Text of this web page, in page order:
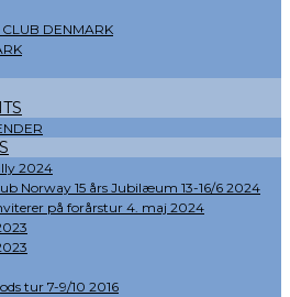
CLUB DENMARK
2024
Norway 15 års Jubilæum 13-16/6 2024
på forårstur 4. maj 2024
tur 7-9/10 2016